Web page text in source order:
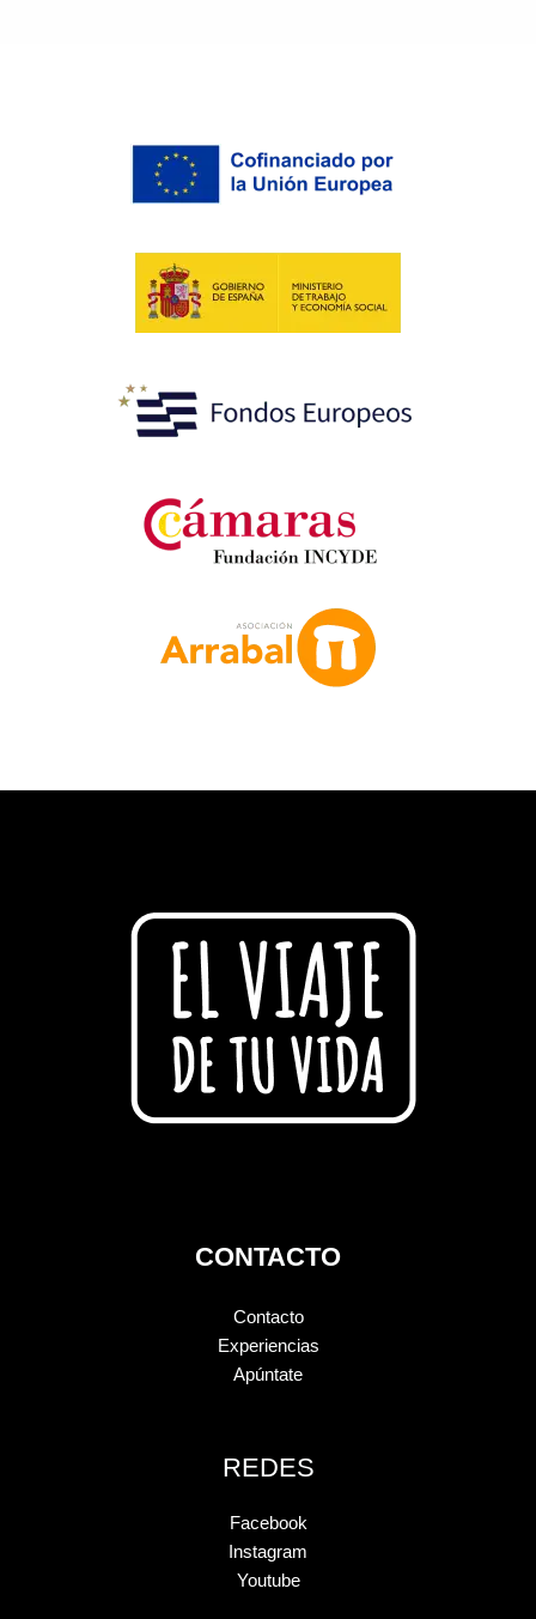
CONTACTO
Contacto
Experiencias
Apúntate
REDES
Facebook
Instagram
Youtube